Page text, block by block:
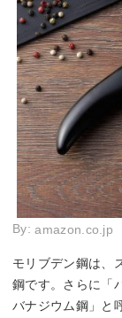
By:amazon.co.jp
モリブデン鋼は、
鋼です。さらに「
バナジウム鋼」と